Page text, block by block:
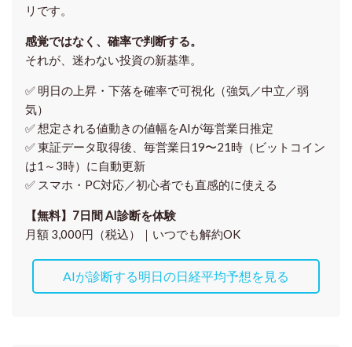
リです。
感覚ではなく、確率で判断する。
それが、迷わない投資の新基準。
✅ 明日の上昇・下落を確率で可視化（強気／中立／弱
気）
✅ 想定される値動きの値幅をAIが毎営業日推定
✅ 東証データ取得後、 毎営業日19〜21時（ビットコイン
は1～3時）に自動更新
✅ スマホ・PC対応／初心者でも直感的に使える
【無料】7日間 AI診断を体験
月額 3,000円（税込）｜いつでも解約OK
AIが診断する明日の日経平均予想を見る